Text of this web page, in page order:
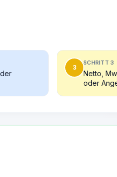
3
SCHRITT 3
Netto,
oder